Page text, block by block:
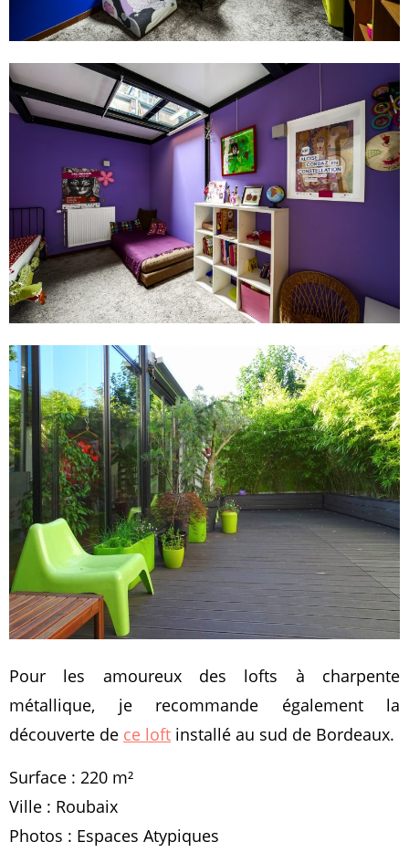
Pour les amoureux des lofts à charpente
métallique, je recommande également la
découverte de ce loft installé au sud de Bordeaux.
Surface : 220 m²
Ville : Roubaix
Photos : Espaces Atypiques